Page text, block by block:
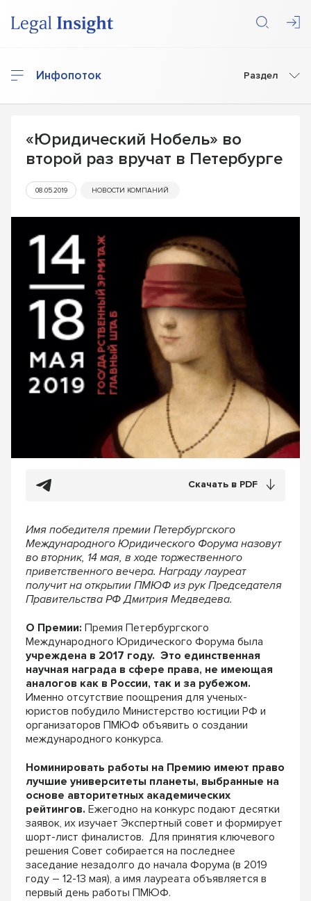
Инфопоток Раздел
«Юридический Нобель» во
второй раз вручат в Петербурге
08.05.2019 НОВОСТИ КОМПАНИЙ
Скачать в PDF
Имя победителя премии Петербургского
Международного Юридического Форума назовут
во вторник, 14 мая, в ходе торжественного
приветственного вечера. Награду лауреат
получит на открытии ПМЮФ из рук Председателя
Правительства РФ Дмитрия Медведева.
О Премии: Премия Петербургского
Международного Юридического Форума была
учреждена в 2017 году. Это единственная
научная награда в сфере права, не имеющая
аналогов как в России, так и за рубежом.
Именно отсутствие поощрения для ученых-
юристов побудило Министерство юстиции РФ и
организаторов ПМЮФ объявить о создании
международного конкурса.
Номинировать работы на Премию имеют право
лучшие университеты планеты, выбранные на
основе авторитетных академических
рейтингов. Ежегодно на конкурс подают десятки
заявок, их изучает Экспертный совет и формирует
шорт-лист финалистов. Для принятия ключевого
решения Совет собирается на последнее
заседание незадолго до начала Форума (в 2019
году – 12-13 мая), а имя лауреата объявляется в
первый день работы ПМЮФ.